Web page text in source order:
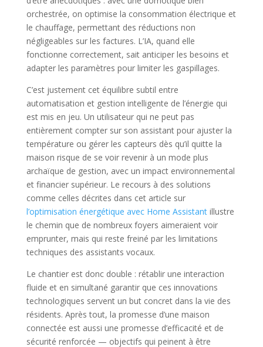
orchestrée, on optimise la consommation électrique et
le chauffage, permettant des réductions non
négligeables sur les factures. L’IA, quand elle
fonctionne correctement, sait anticiper les besoins et
adapter les paramètres pour limiter les gaspillages.
C’est justement cet équilibre subtil entre
automatisation et gestion intelligente de l’énergie qui
est mis en jeu. Un utilisateur qui ne peut pas
entièrement compter sur son assistant pour ajuster la
température ou gérer les capteurs dès qu’il quitte la
maison risque de se voir revenir à un mode plus
archaïque de gestion, avec un impact environnemental
et financier supérieur. Le recours à des solutions
comme celles décrites dans cet article sur
l’optimisation énergétique avec Home Assistantillustre
le chemin que de nombreux foyers aimeraient voir
emprunter, mais qui reste freiné par les limitations
techniques des assistants vocaux.
Le chantier est donc double : rétablir une interaction
fluide et en simultané garantir que ces innovations
technologiques servent un but concret dans la vie des
résidents. Après tout, la promesse d’une maison
connectée est aussi une promesse d’efficacité et de
sécurité renforcée — objectifs qui peinent à être